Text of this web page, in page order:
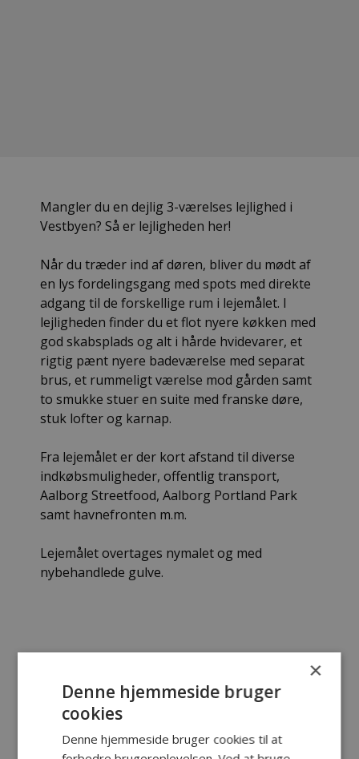
Mangler du en dejlig 3-værelses lejlighed i
Vestbyen? Så er lejligheden her!
Når du træder ind af døren, bliver du mødt af
en lys fordelingsgang med spots med direkte
adgang til de forskellige rum i lejemålet. I
lejligheden finder du et flot nyere køkken med
god skabsplads og alt i hårde hvidevarer, et
rigtig pænt nyere badeværelse med separat
brus, et rummeligt værelse mod gården samt
to smukke stuer en suite med franske døre,
stuk lofter og karnap.
Fra lejemålet er der kort afstand til diverse
indkøbsmuligheder, offentlig transport,
Aalborg Streetfood, Aalborg Portland Park
samt havnefronten m.m.
Lejemålet overtages nymalet og med
nybehandlede gulve.
Overtagelse: 01/10/2026
×
Denne hjemmeside bruger
cookies
Denne hjemmeside bruger cookies til at